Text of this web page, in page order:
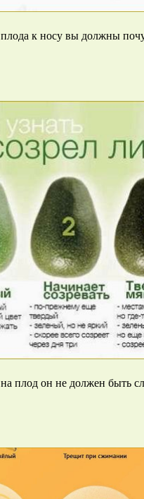
к носу вы должны
плод он не должен быть